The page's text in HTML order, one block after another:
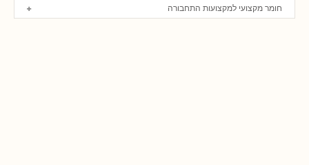
חומר מקצועי למקצועות התחבורה